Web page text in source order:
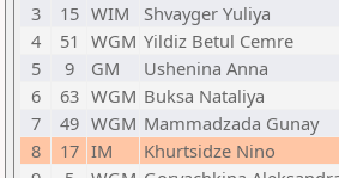
3
15 WIM Shvayger Yuliya
4
51 WGM Yildiz Betul Cemre
5
9 GM Ushenina Anna
6
63 WGM Buksa Nataliya
7
49 WGM Mammadzada Gunay
8
17 IM Khurtsidze Nino